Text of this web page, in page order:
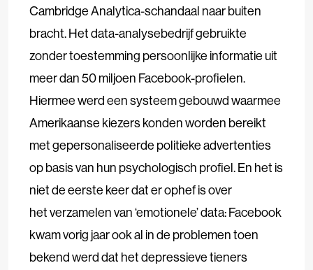
Cambridge Analytica-schandaal naar buiten
bracht. Het data-analysebedrijf gebruikte
zonder toestemming persoonlijke informatie uit
meer dan 50 miljoen Facebook-profielen.
Hiermee werd een systeem gebouwd waarmee
Amerikaanse kiezers konden worden bereikt
met gepersonaliseerde politieke advertenties
op basis van hun psychologisch profiel. En het is
niet de eerste keer dat er ophef is over
het verzamelen van ‘emotionele’ data: Facebook
kwam vorig jaar ook al in de problemen toen
bekend werd dat het depressieve tieners